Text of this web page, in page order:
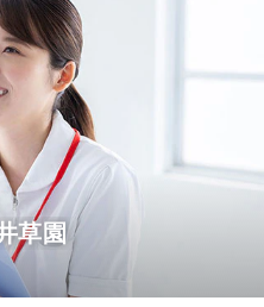
草園